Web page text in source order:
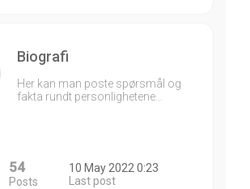
Biografi
Her kan man poste spørsmål og
fakta rundt personlighetene…
54
Posts
10 May 2022 0:23
Last post